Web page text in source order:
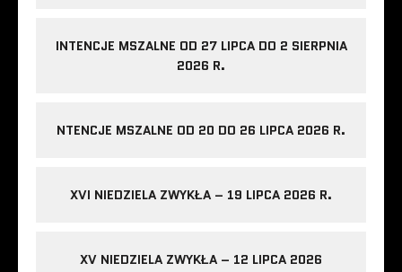
INTENCJE MSZALNE OD 27 LIPCA DO 2 SIERPNIA
2026 R.
NTENCJE MSZALNE OD 20 DO 26 LIPCA 2026 R.
XVI NIEDZIELA ZWYKŁA – 19 LIPCA 2026 R.
XV NIEDZIELA ZWYKŁA – 12 LIPCA 2026